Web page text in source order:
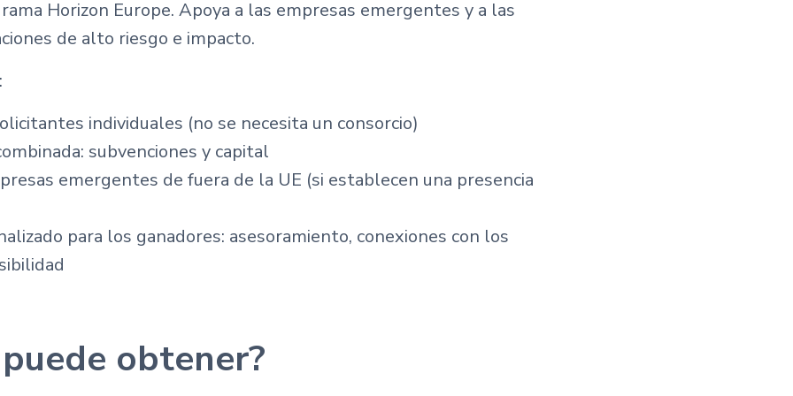
Horizon Europe. Apoya a las empresas emergentes y a las
de alto riesgo e impacto.
individuales (no se necesita un consorcio)
subvenciones y capital
emergentes de fuera de la UE (si establecen una presencia
para los ganadores: asesoramiento, conexiones con los
obtener?